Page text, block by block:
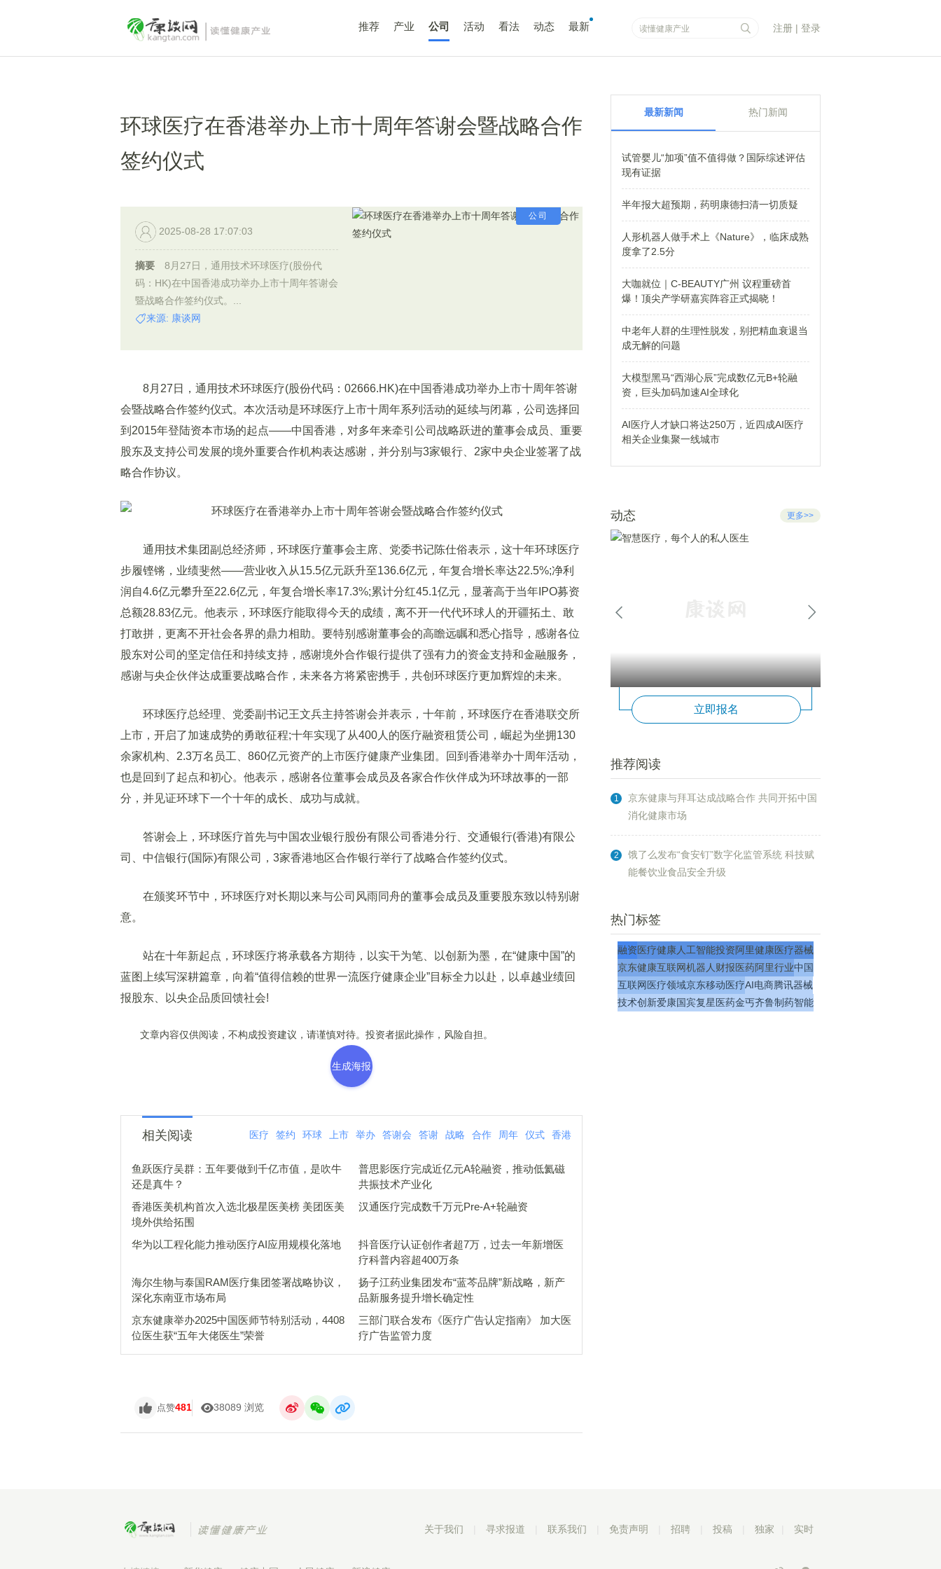
推荐 产业 公司 活动 看法 动态 最新 注册 | 登录
环球医疗在香港举办上市十周年答谢会暨战略合作
签约仪式
公司
2025-08-28 17:07:03
摘要
8月27日，通用技术环球医疗(股份代
码：HK)在中国香港成功举办上市十周年答谢会
暨战略合作签约仪式。...
来源: 康谈网
8月27日，通用技术环球医疗(股份代码：02666.HK)在中国香港成功举办上市十周年答谢
会暨战略合作签约仪式。本次活动是环球医疗上市十周年系列活动的延续与闭幕，公司选择回
到2015年登陆资本市场的起点——中国香港，对多年来牵引公司战略跃进的董事会成员、重要
股东及支持公司发展的境外重要合作机构表达感谢，并分别与3家银行、2家中央企业签署了战
略合作协议。
通用技术集团副总经济师，环球医疗董事会主席、党委书记陈仕俗表示，这十年环球医疗
步履铿锵，业绩斐然——营业收入从15.5亿元跃升至136.6亿元，年复合增长率达22.5%;净利
润自4.6亿元攀升至22.6亿元，年复合增长率17.3%;累计分红45.1亿元，显著高于当年IPO募资
总额28.83亿元。他表示，环球医疗能取得今天的成绩，离不开一代代环球人的开疆拓土、敢
打敢拼，更离不开社会各界的鼎力相助。要特别感谢董事会的高瞻远瞩和悉心指导，感谢各位
股东对公司的坚定信任和持续支持，感谢境外合作银行提供了强有力的资金支持和金融服务，
感谢与央企伙伴达成重要战略合作，未来各方将紧密携手，共创环球医疗更加辉煌的未来。
环球医疗总经理、党委副书记王文兵主持答谢会并表示，十年前，环球医疗在香港联交所
上市，开启了加速成势的勇敢征程;十年实现了从400人的医疗融资租赁公司，崛起为坐拥130
余家机构、2.3万名员工、860亿元资产的上市医疗健康产业集团。回到香港举办十周年活动，
也是回到了起点和初心。他表示，感谢各位董事会成员及各家合作伙伴成为环球故事的一部
分，并见证环球下一个十年的成长、成功与成就。
答谢会上，环球医疗首先与中国农业银行股份有限公司香港分行、交通银行(香港)有限公
司、中信银行(国际)有限公司，3家香港地区合作银行举行了战略合作签约仪式。
在颁奖环节中，环球医疗对长期以来与公司风雨同舟的董事会成员及重要股东致以特别谢
意。
站在十年新起点，环球医疗将承载各方期待，以实干为笔、以创新为墨，在“健康中国”的
蓝图上续写深耕篇章，向着“值得信赖的世界一流医疗健康企业”目标全力以赴，以卓越业绩回
报股东、以央企品质回馈社会!
文章内容仅供阅读，不构成投资建议，请谨慎对待。投资者据此操作，风险自担。
生成海报
相关阅读 医疗 签约 环球 上市 举办 答谢会 答谢 战略 合作 周年 仪式 香港
鱼跃医疗吴群：五年要做到千亿市值，是吹牛
还是真牛？
普思影医疗完成近亿元A轮融资，推动低氦磁
共振技术产业化
香港医美机构首次入选北极星医美榜 美团医美
境外供给拓围
汉通医疗完成数千万元Pre-A+轮融资
华为以工程化能力推动医疗AI应用规模化落地
抖音医疗认证创作者超7万，过去一年新增医
疗科普内容超400万条
海尔生物与泰国RAM医疗集团签署战略协议，
深化东南亚市场布局
扬子江药业集团发布“蓝芩品牌”新战略，新产
品新服务提升增长确定性
京东健康举办2025中国医师节特别活动，4408
位医生获“五年大佬医生”荣誉
三部门联合发布《医疗广告认定指南》 加大医
疗广告监管力度
点赞481 38089 浏览
最新新闻 热门新闻
试管婴儿“加项”值不值得做？国际综述评估
现有证据
半年报大超预期，药明康德扫清一切质疑
人形机器人做手术上《Nature》，临床成熟
度拿了2.5分
大咖就位｜C-BEAUTY广州 议程重磅首
爆！顶尖产学研嘉宾阵容正式揭晓！
中老年人群的生理性脱发，别把精血衰退当
成无解的问题
大模型黑马“西湖心辰”完成数亿元B+轮融
资，巨头加码加速AI全球化
AI医疗人才缺口将达250万，近四成AI医疗
相关企业集聚一线城市
动态 更多>>
立即报名
推荐阅读
1
京东健康与拜耳达成战略合作 共同开拓中国
消化健康市场
2
饿了么发布“食安钉”数字化监管系统 科技赋
能餐饮业食品安全升级
热门标签
融资医疗健康人工智能投资阿里健康医疗器械
京东健康互联网机器人 财报医药阿里行业中国
互联网医疗领域京东移动医疗AI电商腾讯器械
技术创新爱康国宾复星医药金丐齐鲁制药智能
关于我们 寻求报道 联系我们 免责声明 招聘 投稿 独家 实时